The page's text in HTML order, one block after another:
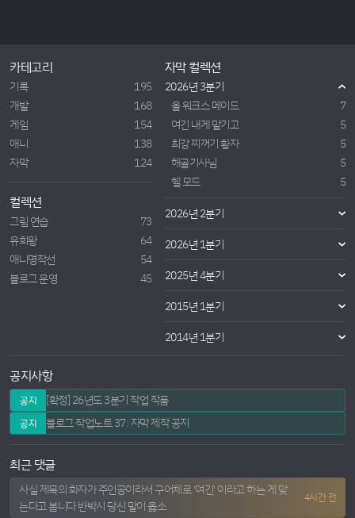
카테고리
기록
195
개발
168
게임
154
애니
138
자막
124
컬렉션
그림 연습
73
유희왕
64
애니명작선
54
블로그 운영
45
자막 컬렉션
2026년 3분기
올 워크스 메이드
7
여긴 내게 맡기고
5
최강 찌꺼기 황자
5
해골기사님
5
헬 모드
5
2026년 2분기
2026년 1분기
2025년 4분기
2015년 1분기
2014년 1분기
공지사항
공지 [확정] 26년도 3분기 작업 작품
공지 블로그 작업노트 37: 자막 제작 공지
최근 댓글
사실 제목의 화자가 주인공이라서 구어체로 '여긴' 이라고 하는 게 맞
는다고 봅니다 반박시 당신 말이 옳소
4시간 전